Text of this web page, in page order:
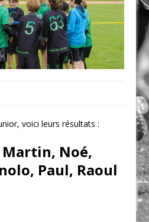
voici leurs résultats :
Martin, Noé,
Paul, Raoul